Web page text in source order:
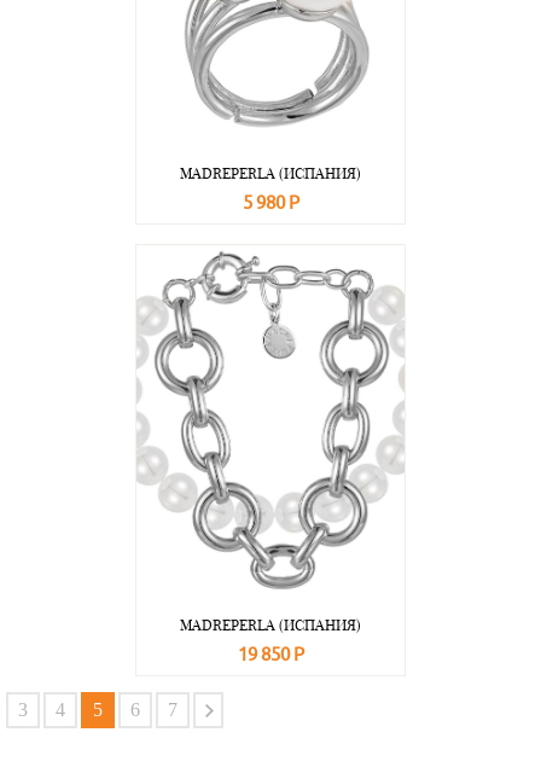
MADREPERLA (ИСПАНИЯ)
5 980 Р
MADREPERLA (ИСПАНИЯ)
19 850 Р
В корзину
3 4 5 6 7